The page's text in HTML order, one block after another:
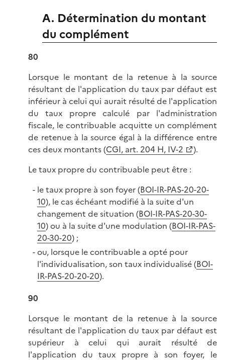
A. Détermination du montant
du complément
80
Lorsque le montant de la retenue à la source
résultant de l'application du taux par défaut est
inférieur à celui qui aurait résulté de l'application
du taux propre calculé par l'administration
fiscale, le contribuable acquitte un complément
de retenue à la source égal à la différence entre
ces deux montants (CGI, art. 204 H, IV-2
).
Le taux propre du contribuable peut être :
le taux propre à son foyer (BOI-IR-PAS-20-20-
10), le cas échéant modifié à la suite d'un
changement de situation (BOI-IR-PAS-20-30-
10) ou à la suite d'une modulation (BOI-IR-PAS-
20-30-20) ;
ou, lorsque le contribuable a opté pour
l'individualisation, son taux individualisé (BOI-
IR-PAS-20-20-20).
90
Lorsque le montant de la retenue à la source
résultant de l'application du taux par défaut est
supérieur à celui qui aurait résulté de
l'application du taux propre à son foyer, le